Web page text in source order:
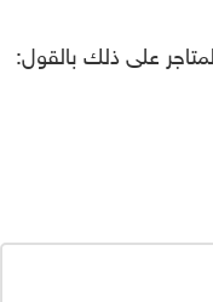
على ذلك بالقول: